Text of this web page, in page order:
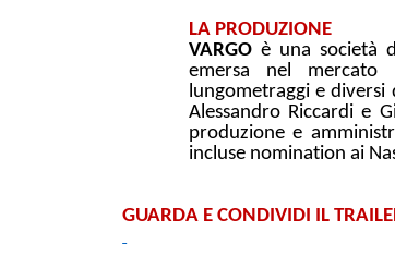
LA PRODUZIONE
VARGOè una società
emersa nel
lungometraggi e
Alessandro Riccardi e
produzione e
incluse nomination ai
GUARDA E CONDIVIDI IL